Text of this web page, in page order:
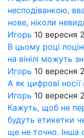
несподіванкою,
нове, ніколи
Игорь 10 вересня
В цьому році
на вінілі можуть
Игорь 10 вересня
А як цифрові
Игорь 10 вересня
Кажуть, щоб не
будуть етикетки
ще не точно. Інша